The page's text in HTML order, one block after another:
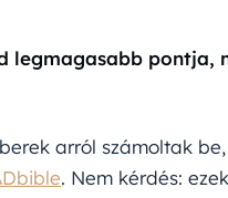
legmagasabb
arról számoltak
. Nem kérdés: